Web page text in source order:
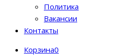
Политика
Вакансии
Контакты
Корзина0